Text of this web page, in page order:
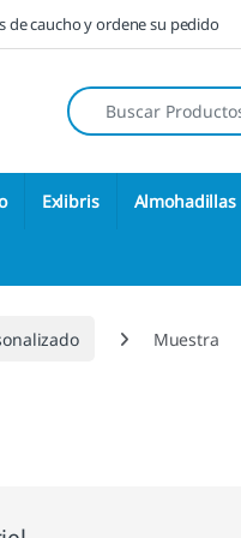
de caucho y ordene su pedido
Búsqueda de:
Exlibris Almohadillas
Muestra